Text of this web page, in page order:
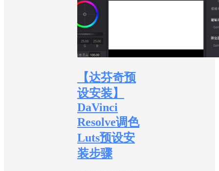
【达芬奇预
设安装】
DaVinci
Resolve调色
Luts预设安
装步骤